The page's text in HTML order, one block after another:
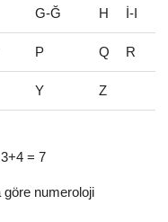
G-Ğ H İ-I
P Q R
Y Z
= 7
göre numeroloji